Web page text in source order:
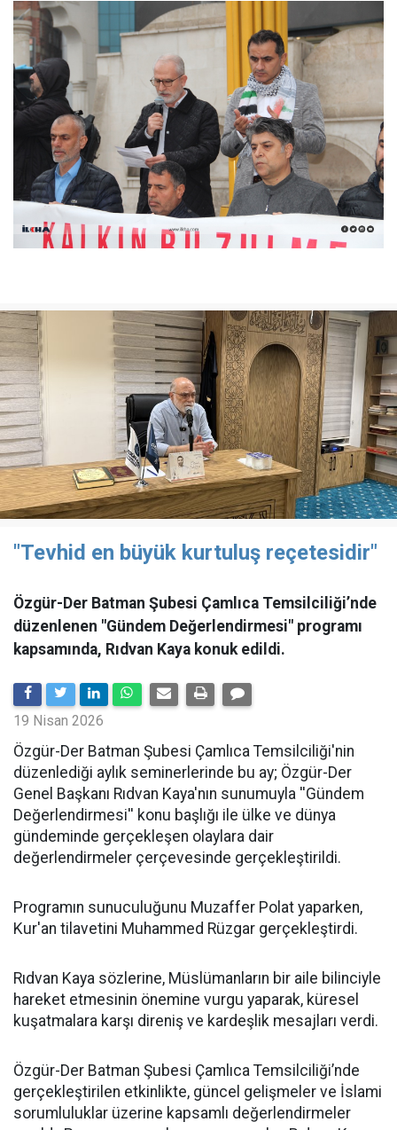
"Tevhid en büyük kurtuluş reçetesidir"
Özgür-Der Batman Şubesi Çamlıca Temsilciliği’nde
düzenlenen "Gündem Değerlendirmesi" programı
kapsamında, Rıdvan Kaya konuk edildi.
19 Nisan 2026
​Özgür-Der Batman Şubesi Çamlıca Temsilciliği'nin
düzenlediği aylık seminerlerinde bu ay; Özgür-Der
Genel Başkanı Rıdvan Kaya'nın sunumuyla ''Gündem
Değerlendirmesi'' konu başlığı ile ülke ve dünya
gündeminde gerçekleşen olaylara dair
değerlendirmeler çerçevesinde gerçekleştirildi.
Programın sunuculuğunu Muzaffer Polat yaparken,
Kur'an tilavetini Muhammed Rüzgar gerçekleştirdi.
Rıdvan Kaya sözlerine, Müslümanların bir aile bilinciyle
hareket etmesinin önemine vurgu yaparak, küresel
kuşatmalara karşı direniş ve kardeşlik mesajları verdi.
Özgür-Der Batman Şubesi Çamlıca Temsilciliği’nde
gerçekleştirilen etkinlikte, güncel gelişmeler ve İslami
sorumluluklar üzerine kapsamlı değerlendirmeler